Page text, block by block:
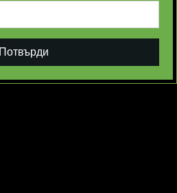
Потвърди